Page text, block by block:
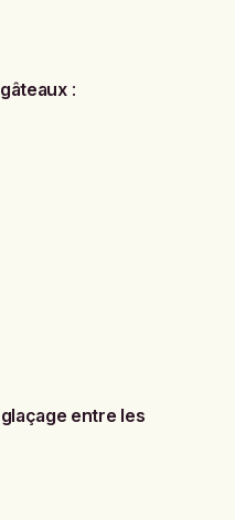
gâteaux:
glaçage entre les